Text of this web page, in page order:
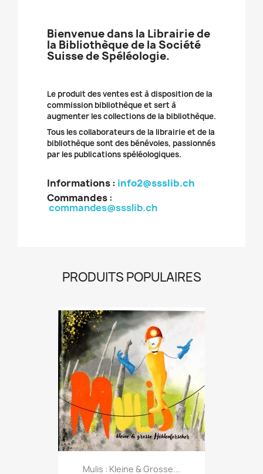
Bienvenue dans la Librairie de
la Bibliothèque de la Société
Suisse de Spéléologie.
Le produit des ventes est à disposition de la
commission bibliothèque et sert à
augmenter les collections de la bibliothèque.
Tous les collaborateurs de la librairie et de la
bibliothèque sont des bénévoles, passionnés
par les publications spéléologiques.
Informations : info2@ssslib.ch
Commandes:
commandes@ssslib.ch
PRODUITS POPULAIRES
Mulis : Kleine & Grosse...